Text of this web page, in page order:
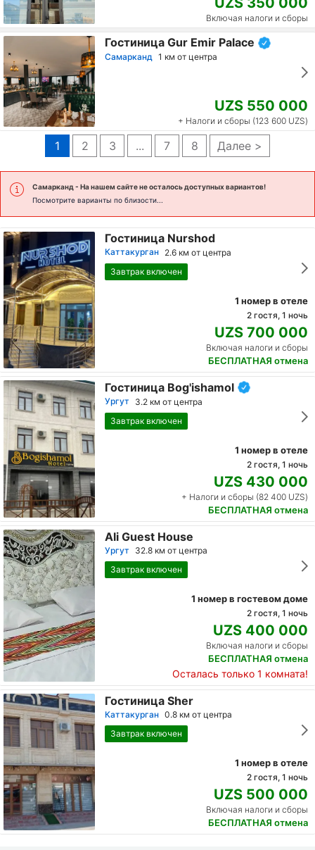
Включая налоги и сборы
Гостиница Gur Emir Palace
Самарканд 1 км от центра
UZS 550 000
+ Налоги и сборы (123 600 UZS)
1 2 3 ... 7 8 Далее >
Самарканд - На нашем сайте не осталось доступных вариантов!
Посмотрите варианты по близости...
Гостиница Nurshod
Каттакурган 2.6 км от центра
Завтрак включен
1 номер в отеле
2 гостя, 1 ночь
UZS 700 000
Включая налоги и сборы
БЕСПЛАТНАЯ отмена
Гостиница Bog'ishamol
Ургут
3.2 км от центра
Завтрак включен
1 номер в отеле
2 гостя, 1 ночь
UZS 430 000
+ Налоги и сборы (82 400 UZS)
БЕСПЛАТНАЯ отмена
Ali Guest House
Ургут
32.8 км от центра
Завтрак включен
1 номер в гостевом доме
2 гостя, 1 ночь
UZS 400 000
Включая налоги и сборы
БЕСПЛАТНАЯ отмена
Осталась только 1 комната!
Гостиница Sher
Каттакурган 0.8 км от центра
Завтрак включен
1 номер в отеле
2 гостя, 1 ночь
UZS 500 000
Включая налоги и сборы
БЕСПЛАТНАЯ отмена